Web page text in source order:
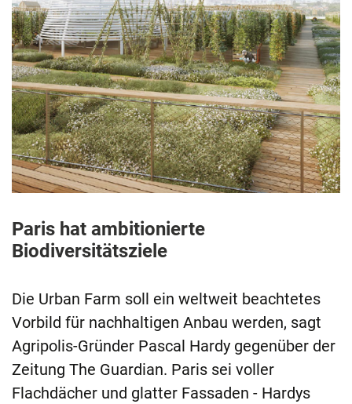
Paris hat ambitionierte
Biodiversitätsziele
Die Urban Farm soll ein weltweit beachtetes
Vorbild für nachhaltigen Anbau werden, sagt
Agripolis-Gründer Pascal Hardy gegenüber der
Zeitung The Guardian. Paris sei voller
Flachdächer und glatter Fassaden - Hardys